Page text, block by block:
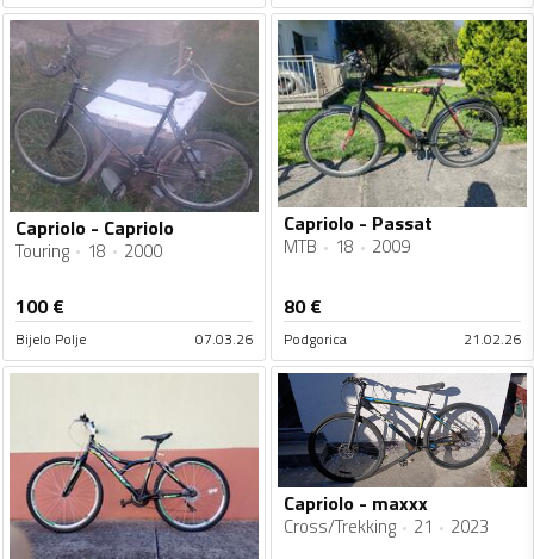
Capriolo - Capriolo
Touring 18 2000
100€
Bijelo Polje 07.03.26
Capriolo - Passat
MTB 18 2009
80€
Podgorica 21.02.26
Capriolo - maxxx
Cross/Trekking 21 2023